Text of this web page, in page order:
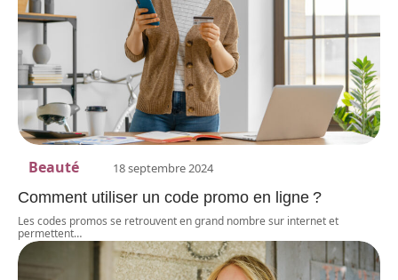
Beauté 18 septembre 2024
Comment utiliser un code promo en ligne ?
Les codes promos se retrouvent en grand nombre sur internet et
permettent…